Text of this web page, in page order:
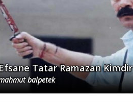
Tatar Ramazan Kimdir
balpetek